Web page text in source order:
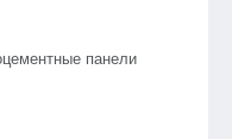
панели